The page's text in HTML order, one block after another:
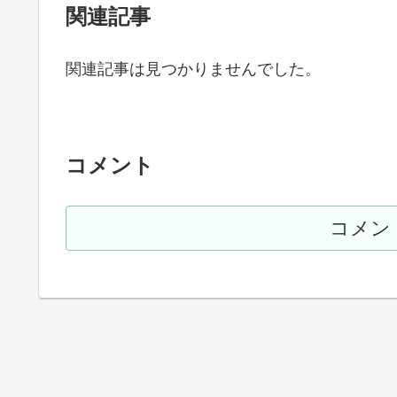
関連記事
関連記事は見つかりませんでした。
コメント
コメン